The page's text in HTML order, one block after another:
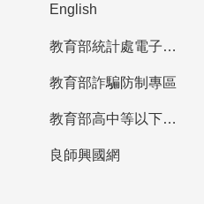
English
教育部統計處電子書櫃
教育部詐騙防制專區
教育部高中等以下學校及幼兒園教師資格檢定考試
良師興國網